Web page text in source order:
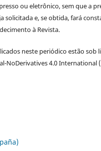
ou eletrônico, sem que a
solicitada e, se obtida, fará
à Revista.
neste periódico estão sob
NoDerivatives 4.0 International (